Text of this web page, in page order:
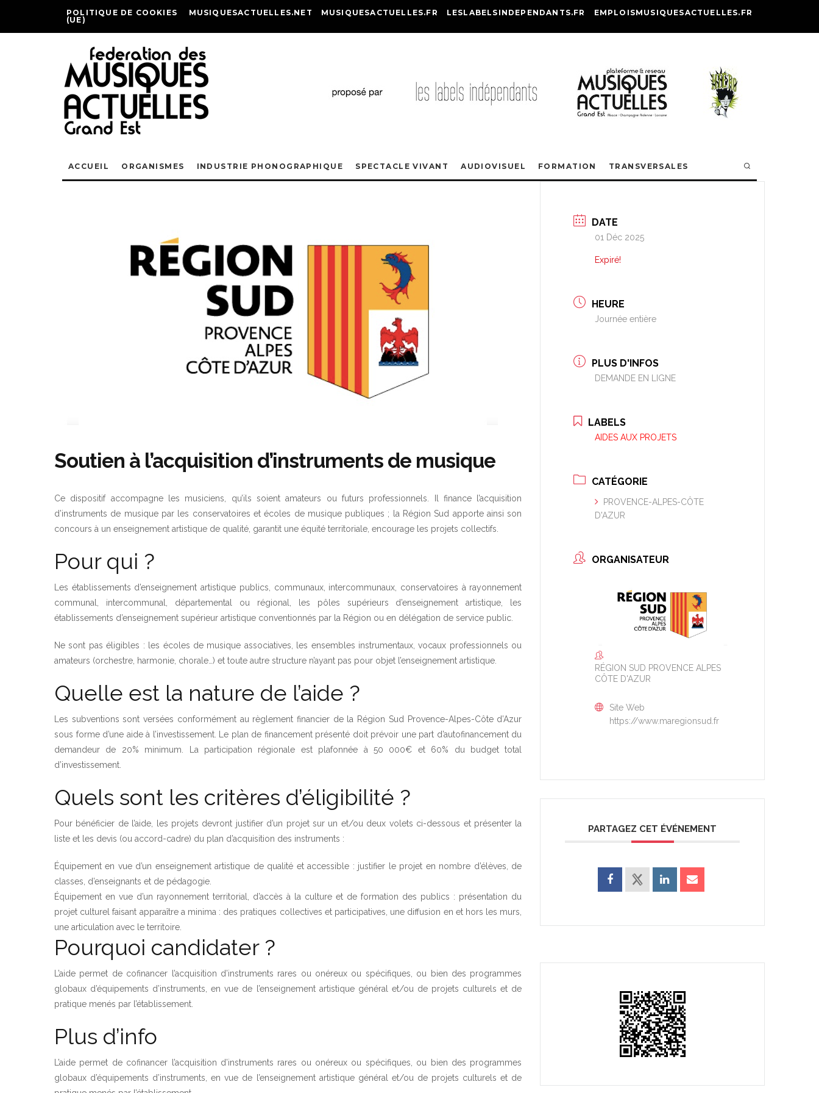
POLITIQUE DE COOKIES
(UE)
MUSIQUESACTUELLES.NET MUSIQUESACTUELLES.FR LESLABELSINDEPENDANTS.FR EMPLOISMUSIQUESACTUELLES.FR
ACCUEIL ORGANISMES INDUSTRIE PHONOGRAPHIQUE SPECTACLE VIVANT AUDIOVISUEL FORMATION TRANSVERSALES
Soutien à l’acquisition d’instruments de musique
Ce dispositif accompagne les musiciens, qu’ils soient amateurs ou futurs professionnels. Il finance l’acquisition
d’instruments de musique par les conservatoires et écoles de musique publiques ; la Région Sud apporte ainsi son
concours à un enseignement artistique de qualité, garantit une équité territoriale, encourage les projets collectifs.
Pour qui ?
Les établissements d’enseignement artistique publics, communaux, intercommunaux, conservatoires à rayonnement
communal, intercommunal, départemental ou régional, les pôles supérieurs d’enseignement artistique, les
établissements d’enseignement supérieur artistique conventionnés par la Région ou en délégation de service public.
Ne sont pas éligibles : les écoles de musique associatives, les ensembles instrumentaux, vocaux professionnels ou
amateurs (orchestre, harmonie, chorale…) et toute autre structure n’ayant pas pour objet l’enseignement artistique.
Quelle est la nature de l’aide ?
Les subventions sont versées conformément au règlement financier de la Région Sud Provence-Alpes-Côte d’Azur
sous forme d’une aide à l’investissement. Le plan de financement présenté doit prévoir une part d’autofinancement du
demandeur de 20% minimum. La participation régionale est plafonnée à 50 000€ et 60% du budget total
d’investissement.
Quels sont les critères d’éligibilité ?
Pour bénéficier de l’aide, les projets devront justifier d’un projet sur un et/ou deux volets ci-dessous et présenter la
liste et les devis (ou accord-cadre) du plan d’acquisition des instruments :
Équipement en vue d’un enseignement artistique de qualité et accessible : justifier le projet en nombre d’élèves, de
classes, d’enseignants et de pédagogie.
Équipement en vue d’un rayonnement territorial, d’accès à la culture et de formation des publics : présentation du
projet culturel faisant apparaître a minima : des pratiques collectives et participatives, une diffusion en et hors les murs,
une articulation avec le territoire.
Pourquoi candidater ?
L’aide permet de cofinancer l’acquisition d’instruments rares ou onéreux ou spécifiques, ou bien des programmes
globaux d’équipements d’instruments, en vue de l’enseignement artistique général et/ou de projets culturels et de
pratique menés par l’établissement.
Plus d’info
L’aide permet de cofinancer l’acquisition d’instruments rares ou onéreux ou spécifiques, ou bien des programmes
globaux d’équipements d’instruments, en vue de l’enseignement artistique général et/ou de projets culturels et de
DATE
01 Déc 2025
Expiré!
HEURE
Journée entière
PLUS D'INFOS
DEMANDE EN LIGNE
LABELS
AIDES AUX PROJETS
CATÉGORIE
PROVENCE-ALPES-CÔTE
D'AZUR
ORGANISATEUR
RÉGION SUD PROVENCE ALPES
CÔTE D'AZUR
Site Web
https://www.maregionsud.fr
PARTAGEZ CET ÉVÉNEMENT